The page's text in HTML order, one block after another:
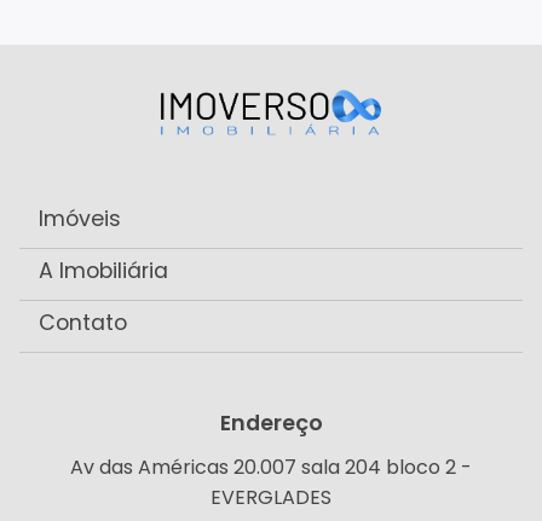
Imóveis
A Imobiliária
Contato
Endereço
Av das Américas 20.007 sala 204 bloco 2 -
EVERGLADES